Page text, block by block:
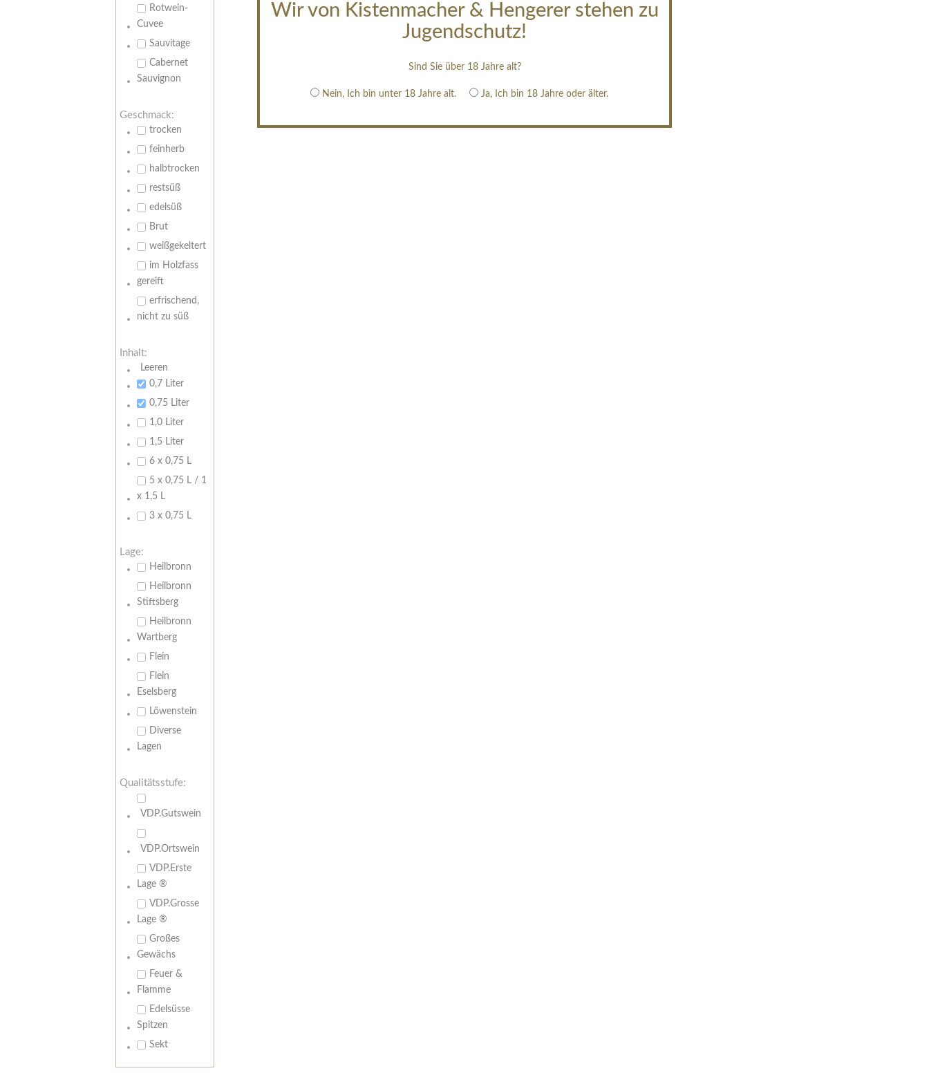
Wir von Kistenmacher & Hengerer stehen zu
Jugendschutz!
Sind Sie über 18 Jahre alt?
Nein, Ich bin unter 18 Jahre alt. Ja, Ich bin 18 Jahre oder älter.
Rotwein-
Cuvee
Sauvitage
Cabernet
Sauvignon
Geschmack:
trocken
feinherb
halbtrocken
restsüß
edelsüß
Brut
weißgekeltert
im Holzfass
gereift
erfrischend,
nicht zu süß
Inhalt:
Leeren
0,7 Liter
0,75 Liter
1,0 Liter
1,5 Liter
6 x 0,75 L
5 x 0,75 L / 1
x 1,5 L
3 x 0,75 L
Lage:
Heilbronn
Heilbronn
Stiftsberg
Heilbronn
Wartberg
Flein
Flein
Eselsberg
Löwenstein
Diverse
Lagen
Qualitätsstufe:
VDP.Gutswein
VDP.Ortswein
VDP.Erste
Lage ®
VDP.Grosse
Lage ®
Großes
Gewächs
Feuer &
Flamme
Edelsüsse
Spitzen
Sekt